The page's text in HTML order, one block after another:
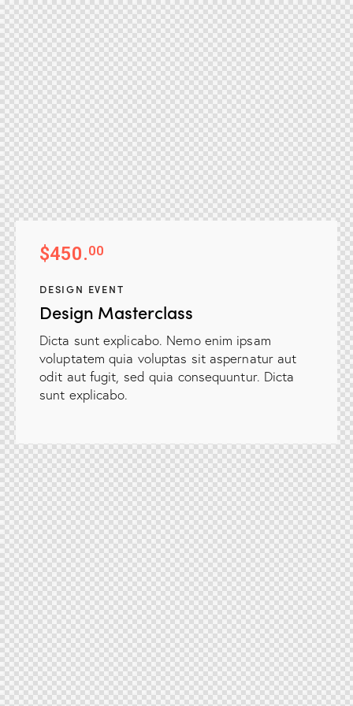
$450.00
DESIGN EVENT
Design Masterclass
Dicta sunt explicabo. Nemo enim ipsam
voluptatem quia voluptas sit aspernatur aut
odit aut fugit, sed quia consequuntur. Dicta
sunt explicabo.